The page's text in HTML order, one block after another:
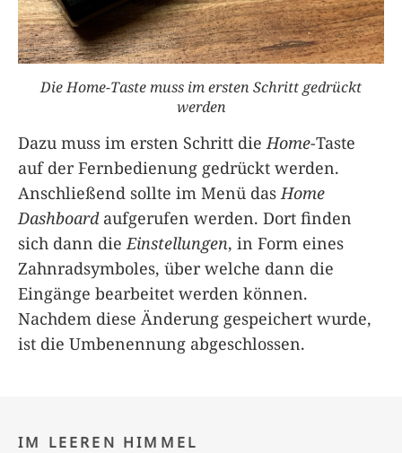
Die Home-Taste muss im ersten Schritt gedrückt
werden
Dazu muss im ersten Schritt die Home-Taste
auf der Fernbedienung gedrückt werden.
Anschließend sollte im Menü das Home
Dashboardaufgerufen werden. Dort finden
sich dann die Einstellungen, in Form eines
Zahnradsymboles, über welche dann die
Eingänge bearbeitet werden können.
Nachdem diese Änderung gespeichert wurde,
ist die Umbenennung abgeschlossen.
IM LEEREN HIMMEL